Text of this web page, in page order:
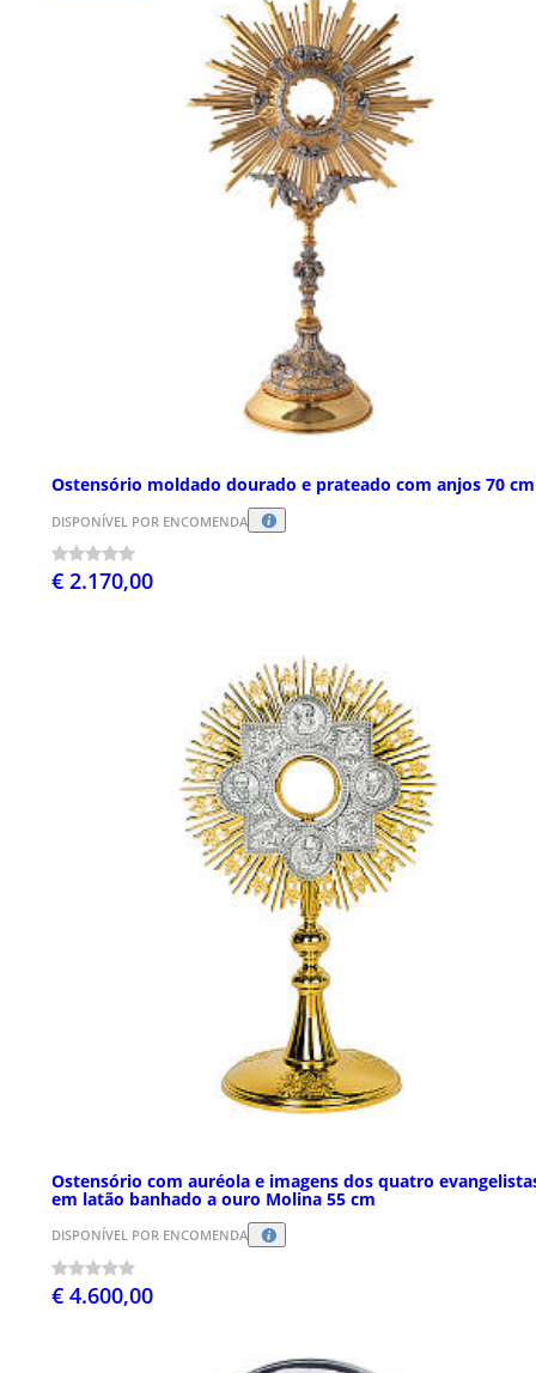
Ostensório moldado dourado e prateado com anjos 70 cm
DISPONÍVEL POR ENCOMENDA
€ 2.170,00
Ostensório com auréola e imagens dos quatro
em latão banhado a ouro Molina 55 cm
DISPONÍVEL POR ENCOMENDA
€ 4.600,00